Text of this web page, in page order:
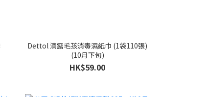
Dettol 滴露毛孩消毒濕紙巾 (1袋110張)
(10月下旬)
HK$59.00